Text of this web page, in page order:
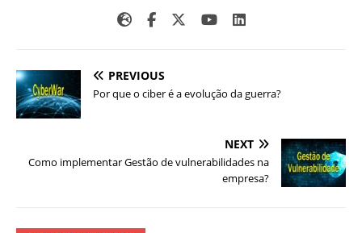
PREVIOUS
Por que o ciber é a evolução da guerra?
NEXT
Como implementar Gestão de vulnerabilidades na
empresa?